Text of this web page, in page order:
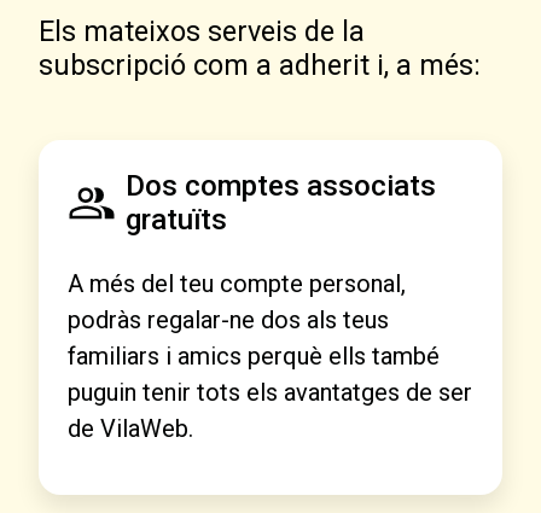
Els mateixos serveis de la
subscripció com a adherit i, a més:
Dos comptes associats
gratuïts
A més del teu compte personal,
podràs regalar-ne dos als teus
familiars i amics perquè ells també
puguin tenir tots els avantatges de ser
de VilaWeb.